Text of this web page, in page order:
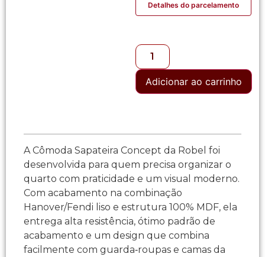
Detalhes do parcelamento
Adicionar ao carrinho
A Cômoda Sapateira Concept da Robel foi
desenvolvida para quem precisa organizar o
quarto com praticidade e um visual moderno.
Com acabamento na combinação
Hanover/Fendi liso e estrutura 100% MDF, ela
entrega alta resistência, ótimo padrão de
acabamento e um design que combina
facilmente com guarda‑roupas e camas da